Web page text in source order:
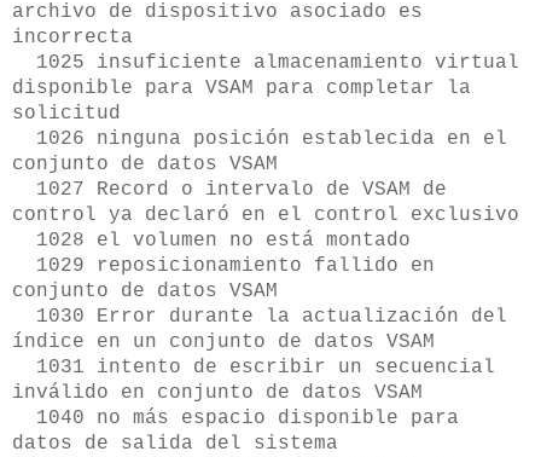
archivo de dispositivo asociado es
incorrecta
1025 insuficiente almacenamiento virtual
disponible para VSAM para completar la
solicitud
1026 ninguna posición establecida en el
conjunto de datos VSAM
1027 Record o intervalo de VSAM de
control ya declaró en el control exclusivo
1028 el volumen no está montado
1029 reposicionamiento fallido en
conjunto de datos VSAM
1030 Error durante la actualización del
índice en un conjunto de datos VSAM
1031 intento de escribir un secuencial
inválido en conjunto de datos VSAM
1040 no más espacio disponible para
datos de salida del sistema